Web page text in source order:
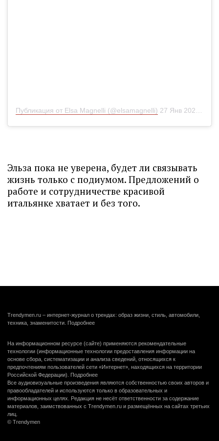
Публикация от Elsa Magnelli (@elsamagnelli) 27 Янв 2020 в 7:03 PST
Эльза пока не уверена, будет ли связывать
жизнь только с подиумом. Предложений о
работе и сотрудничестве красивой
итальянке хватает и без того.
Trendymen.ru – интернет-журнал о трендах: образ жизни, стиль, автомобили,
техника, знаменитости. Подробнее
На информационном ресурсе (сайте) применяются рекомендательные
технологии (информационные технологии предоставления информации на
основе сбора, систематизации и анализа сведений, относящихся к
предпочтениям пользователей сети «Интернет», находящихся на территории
Российской Федерации). Подробнее
Все аудиовизуальные произведения являются собственностью своих авторов и
правообладателей и используются только в образовательных и
информационных целях. Редакция не несёт ответственности за содержание
материалов, заимствованных с Trendymen.ru и размещённых на сайтах третьих
лиц.
© Trendymen